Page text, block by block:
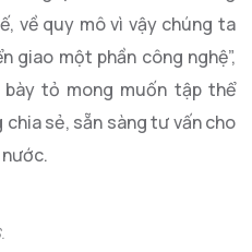
về quy mô vì vậy chúng ta
giao một phần công nghệ”,
bày tỏ mong muốn tập thể
chia sẻ, sẵn sàng tư vấn cho